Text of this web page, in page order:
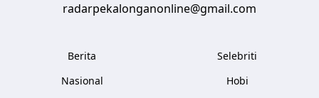
radarpekalonganonline@gmail.com
Berita
Nasional
Selebriti
Hobi